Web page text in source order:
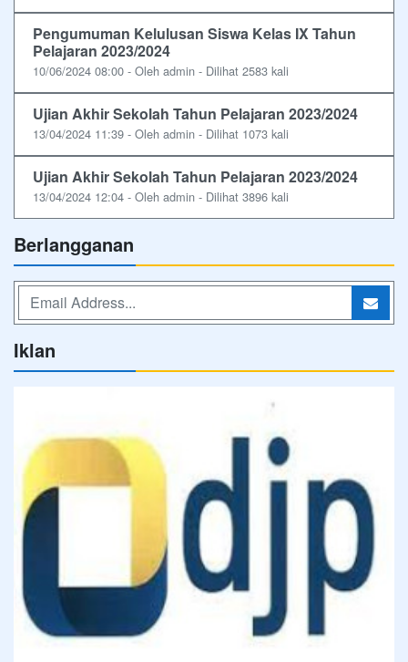
Pengumuman Kelulusan Siswa Kelas IX Tahun
Pelajaran 2023/2024
10/06/2024 08:00 - Oleh admin - Dilihat 2583 kali
Ujian Akhir Sekolah Tahun Pelajaran 2023/2024
13/04/2024 11:39 - Oleh admin - Dilihat 1073 kali
Ujian Akhir Sekolah Tahun Pelajaran 2023/2024
13/04/2024 12:04 - Oleh admin - Dilihat 3896 kali
Berlangganan
Iklan